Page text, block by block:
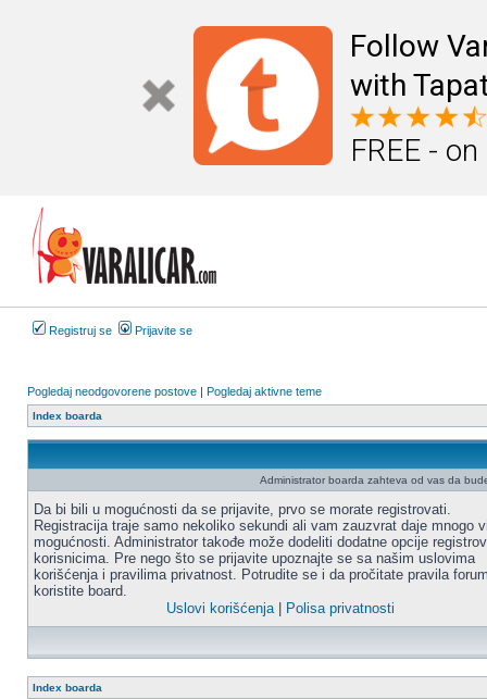
Follow
with
FREE -
Registruj se Prijavite se
Pogledaj neodgovorene postove | Pogledaj aktivne teme
Index boarda
Administrator boarda zahteva od vas da
Da bi bili u mogućnosti da se prijavite, prvo se morate registrovati.
Registracija traje samo nekoliko sekundi ali vam zauzvrat daje mnogo
mogućnosti. Administrator takođe može dodeliti dodatne opcije
korisnicima. Pre nego što se prijavite upoznajte se sa našim uslovima
korišćenja i pravilima privatnost. Potrudite se i da pročitate pravila
koristite board.
Uslovi korišćenja| Polisa privatnosti
Index boarda